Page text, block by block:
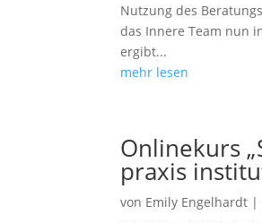
Nutzung des
das Innere Team nun
ergibt...
mehr lesen
Onlinekurs
praxis
von Emily Engelhardt |